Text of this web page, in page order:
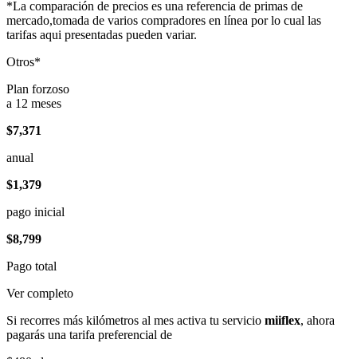
*La comparación de precios es una referencia de primas de
mercado,tomada de varios compradores en línea por lo cual las
tarifas aqui presentadas pueden variar.
Otros*
Plan forzoso
a 12 meses
$7,371
anual
$1,379
pago inicial
$8,799
Pago total
Ver completo
Si recorres más kilómetros al mes activa tu servicio miiflex, ahora
pagarás una tarifa preferencial de